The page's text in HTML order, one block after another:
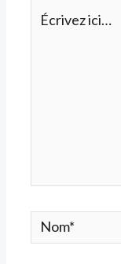
ici…
Nom*